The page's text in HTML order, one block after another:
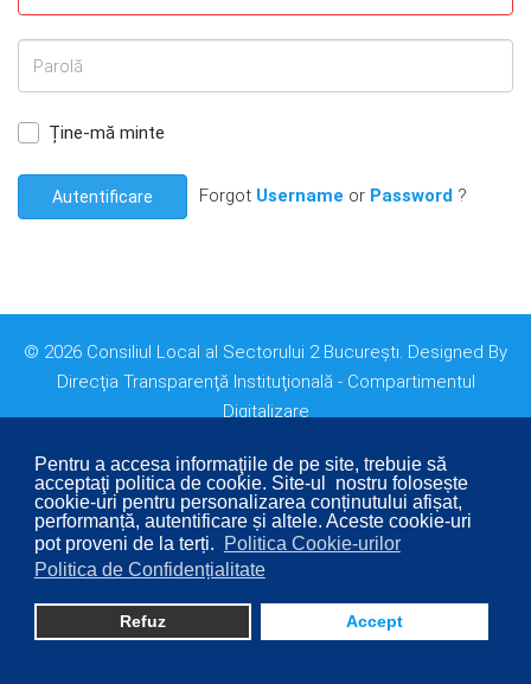
Pentru a accesa informaţiile de pe site, trebuie să
acceptaţi politica de cookie. Site-ul nostru folosește
cookie-uri pentru personalizarea conținutului afișat,
performanță, autentificare și altele. Aceste cookie-uri
pot proveni de la terți.
Politica Cookie-urilor
Politica de Confidențialitate
Refuz Accept
Ține-mă minte
Autentificare Forgot Username or Password ?
© 2026 Consiliul Local al Sectorului 2 București. Designed By
Direcţia Transparenţă Instituţională - Compartimentul
Digitalizare